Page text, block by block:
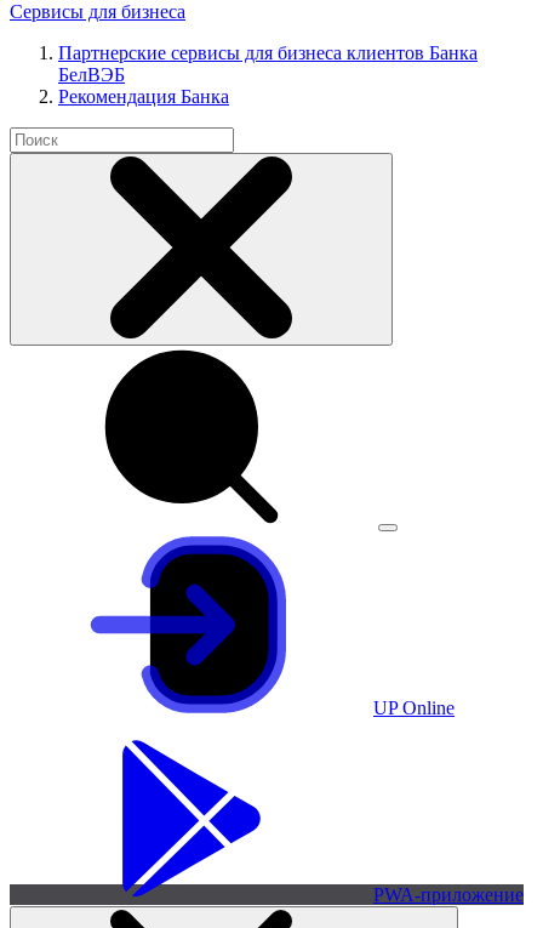
Сервисы для бизнеса
Партнерские сервисы для бизнеса клиентов Банка
БелВЭБ
Рекомендация Банка
UP Online
PWA-приложение